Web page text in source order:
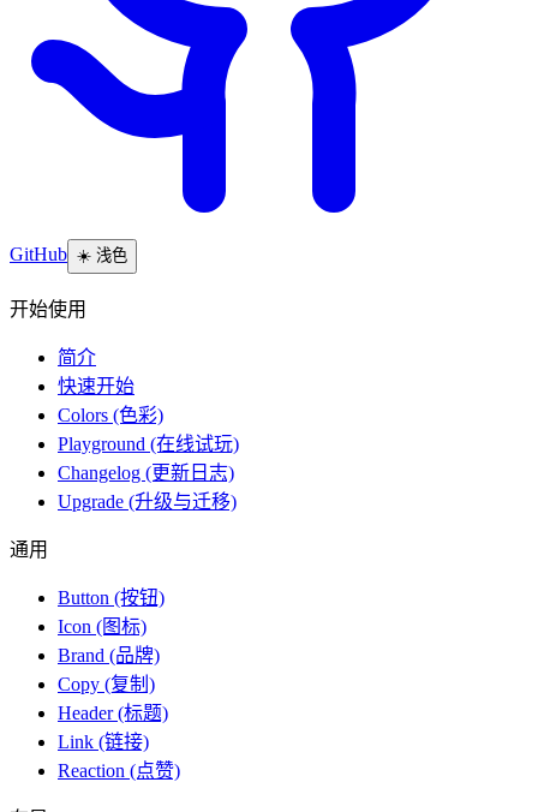
GitHub ☀️ 浅色
开始使用
简介
快速开始
Colors (色彩)
Playground (在线试玩)
Changelog (更新日志)
Upgrade (升级与迁移)
通用
Button (按钮)
Icon (图标)
Brand (品牌)
Copy (复制)
Header (标题)
Link (链接)
Reaction (点赞)